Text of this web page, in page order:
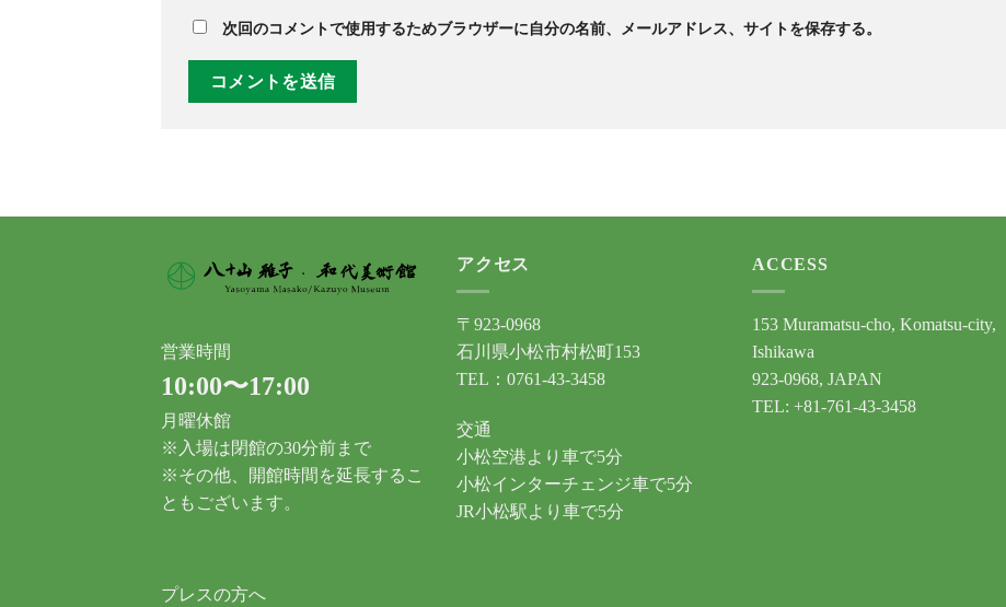
次回のコメントで使用するためブラウザーに自分の名前、メールアドレス、サイトを保存する。
営業時間
10:00〜17:00
月曜休館
※入場は閉館の30分前まで
※その他、開館時間を延長するこ
ともございます。
アクセス
〒923-0968
石川県小松市村松町153
TEL：0761-43-3458
交通
小松空港より車で5分
小松インターチェンジ車で5分
JR小松駅より車で5分
ACCESS
153 Muramatsu-cho, Komatsu-city,
Ishikawa
923-0968, JAPAN
TEL: +81-761-43-3458
プレスの方へ